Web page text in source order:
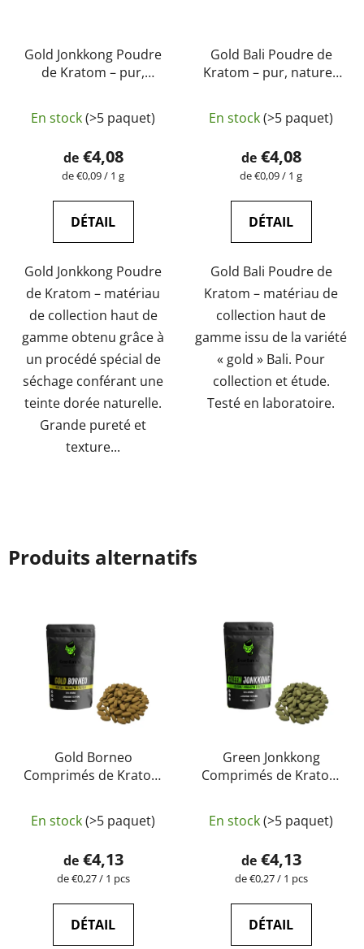
Gold Jonkkong Poudre
de Kratom – pur,
laboratoire |
GreenGuru
En stock(>5 paquet)
de€4,08
Prix
la
mesure:
de €0,09 / 1 g
DÉTAIL
Gold Jonkkong Poudre
de Kratom – matériau
de collection haut de
gamme obtenu grâce à
un procédé spécial de
séchage conférant une
teinte dorée naturelle.
Grande pureté et
texture...
Gold Bali Poudre de
Kratom – pur, naturel,
GreenGuru
moyenne
du
produit
de
5
étoiles.
En stock(>5 paquet)
de€4,08
Prix
la
mesure:
de €0,09 / 1 g
DÉTAIL
Gold Bali Poudre de
Kratom – matériau de
collection haut de
gamme issu de la variété
« gold » Bali. Pour
collection et étude.
Testé en laboratoire.
Produits alternatifs
Gold Borneo
Comprimés de Kratom
en laboratoire |
GreenGuru
En stock(>5 paquet)
de€4,13
Prix
la
mesure:
de €0,27 / 1 pcs
DÉTAIL
Green Jonkkong
Comprimés de Kratom
en laboratoire |
GreenGuru
moyenne
du
produit
de
En stock(>5 paquet)
de€4,13
Prix
la
mesure:
de €0,27 / 1 pcs
DÉTAIL